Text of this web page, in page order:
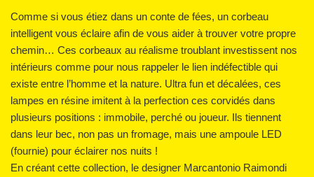
Comme si vous étiez dans un conte de fées, un corbeau
intelligent vous éclaire afin de vous aider à trouver votre propre
chemin… Ces corbeaux au réalisme troublant investissent nos
intérieurs comme pour nous rappeler le lien indéfectible qui
existe entre l’homme et la nature. Ultra fun et décalées, ces
lampes en résine imitent à la perfection ces corvidés dans
plusieurs positions : immobile, perché ou joueur. Ils tiennent
dans leur bec, non pas un fromage, mais une ampoule LED
(fournie) pour éclairer nos nuits !
En créant cette collection, le designer Marcantonio Raimondi